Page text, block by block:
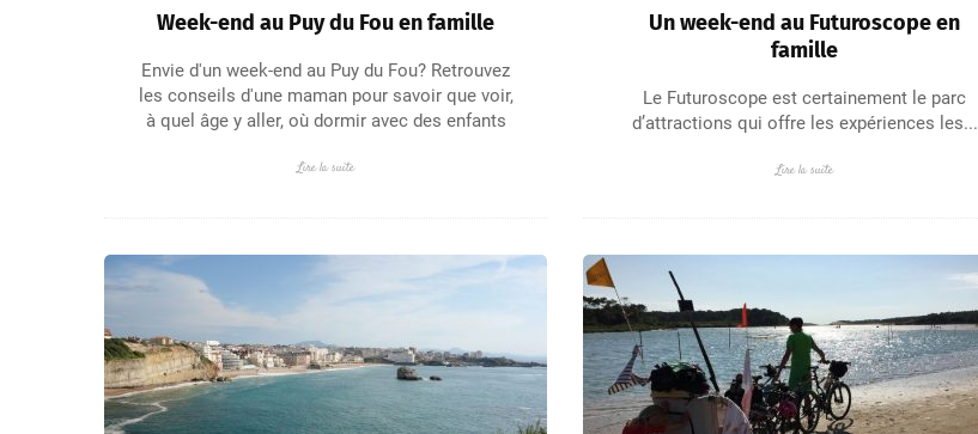
Week-end au Puy du Fou en famille
Envie d'un week-end au Puy du Fou? Retrouvez
les conseils d'une maman pour savoir que voir,
à quel âge y aller, où dormir avec des enfants
Lire la suite
Un week-end au Futuroscope en
famille
Le Futuroscope est certainement le parc
d’attractions qui offre les expériences les...
Lire la suite